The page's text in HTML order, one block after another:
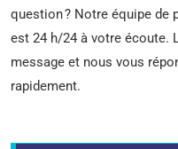
question ? Notre équipe de
est 24 h/24 à votre écoute.
message et nous vous
rapidement.